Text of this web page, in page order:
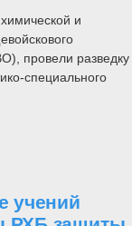
и
провели разведку
специального
учений